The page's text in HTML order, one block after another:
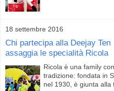
18 settembre 2016
Chi partecipa alla Deejay Ten
assaggia le specialità Ricola
Ricola è una family
tradizione: fondata in
nel 1930, è giunta alla